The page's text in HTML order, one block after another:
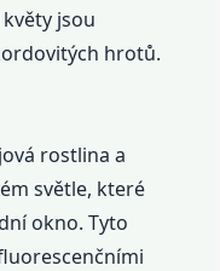
jsou
hrotů.
rostlina a
světle, které
okno. Tyto